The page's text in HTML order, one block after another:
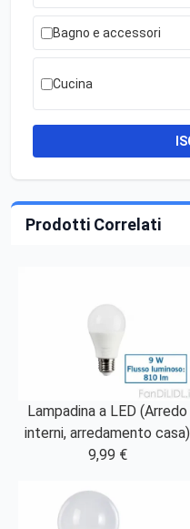
Bagno e accessori
Cucina
Prodotti Correlati
Lampadina a LED (Arredo
interni, arredamento casa)
9,99 €